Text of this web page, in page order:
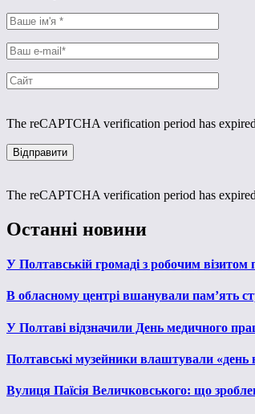
The reCAPTCHA verification period has
The reCAPTCHA verification period has
Останні новини
У Полтавській громаді з робочим
В обласному центрі вшанували пам’ять
У Полтаві відзначили День медичного
Полтавські музейники влаштували «день
Вулиця Паїсія Величковського: що